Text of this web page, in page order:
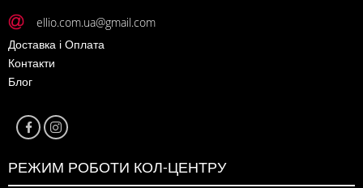
ellio.com.ua@gmail.com
Доставка і Оплата
Контакти
Блог
РЕЖИМ РОБОТИ КОЛ-ЦЕНТРУ